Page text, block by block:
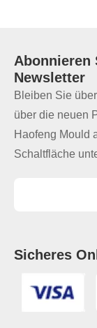
Abonnieren
Newsletter
Bleiben Sie
über die neuen
Haofeng Mould
Schaltfläche
Sicheres